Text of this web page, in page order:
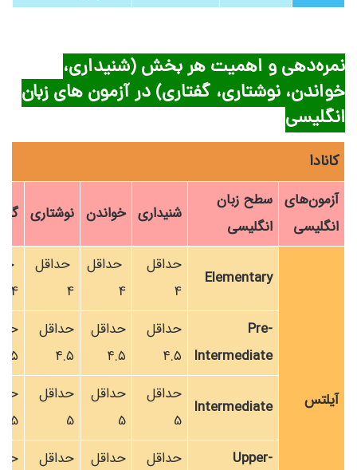
نمره‌دهی و اهمیت هر بخش (شنیداری،
خواندن، نوشتاری، گفتاری) در آزمون های زبان
انگلیسی
کانادا
آزمون‌های
انگلیسی
سطح زبان
انگلیسی
شنیداری خواندن نوشتاری
آیلتس
Elementary
حداقل
4
حداقل
4
حداقل
4
4
Pre-
Intermediate
حداقل
۴.۵
حداقل
۴.۵
حداقل
۴.۵
۴.۵
Intermediate
حداقل
5
حداقل
5
حداقل
5
5
Upper-
حداقل
حداقل
حداقل